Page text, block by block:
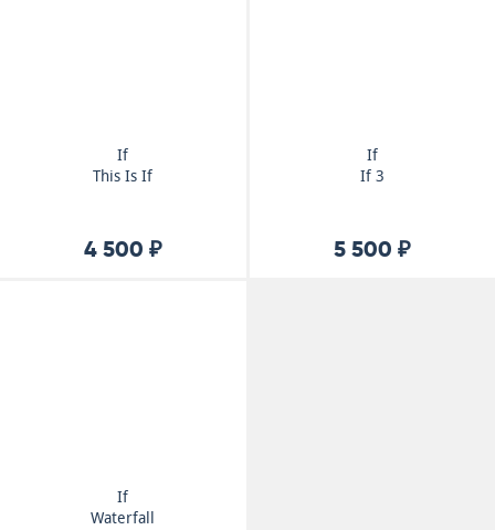
If
This Is If
4 500 ₽
If
If 3
5 500 ₽
If
Waterfall